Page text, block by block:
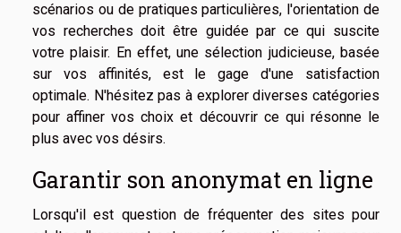
scénarios ou de pratiques particulières, l'orientation de
vos recherches doit être guidée par ce qui suscite
votre plaisir. En effet, une sélection judicieuse, basée
sur vos affinités, est le gage d'une satisfaction
optimale. N'hésitez pas à explorer diverses catégories
pour affiner vos choix et découvrir ce qui résonne le
plus avec vos désirs.
Garantir son anonymat en ligne
Lorsqu'il est question de fréquenter des sites pour